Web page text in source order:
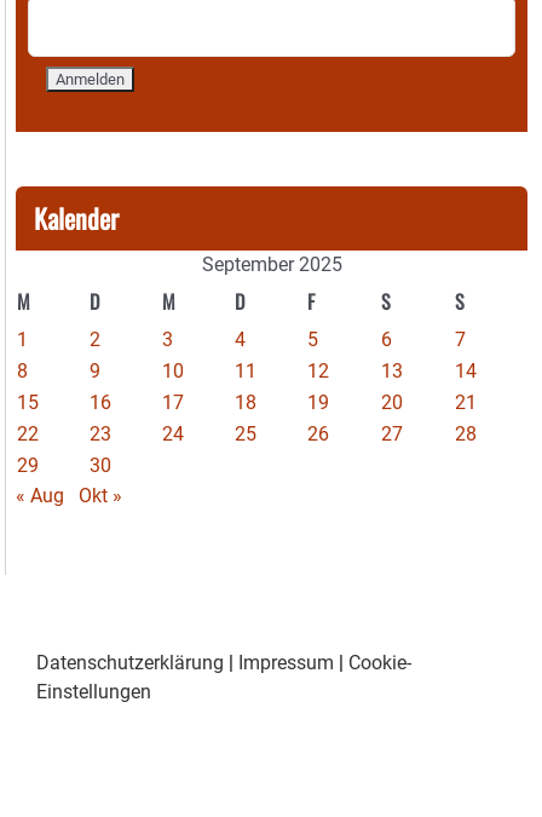
Kalender
September 2025
M D M D F S S
1 2 3 4 5 6
7
8
9 10 11 12 13
14
15
16 17 18 19 20
21
22
23 24 25 26 27
28
29
30
« Aug
Okt »
Datenschutzerklärung Impressum
Cookie-
Einstellungen